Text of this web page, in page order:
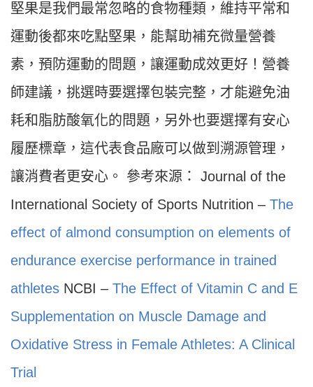
堅果是我們最常忽略的食物種類，維持平常和
運動後都來吃點堅果，能幫助補充微量營養
素，預防運動的問題，讓運動成效更好！營養
師建議，挑選時要選擇包裝完整，才能避免油
耗和脂肪酸氧化的問題，另外也要選擇有安心
履歷標章，這代表食品廠可以做到溯源管理，
讓消費者更安心。 參考來源： Journal of the
International Society of Sports Nutrition – The
effect of almond consumption on elements of
endurance exercise performance in trained
athletes NCBI – The Effect of Vitamin C and E
Supplementation on Muscle Damage and
Oxidative Stress in Female Athletes: A Clinical
Trial